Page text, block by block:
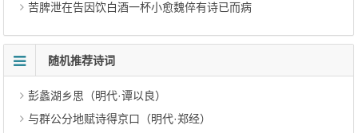
苦脾泄在告因饮白酒一杯小愈魏倅有诗已而病
随机推荐诗词
彭蠡湖乡思（明代·谭以良）
与群公分地赋诗得京口（明代·郑经）